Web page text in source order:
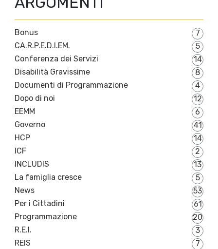
Bonus
7
CA.R.P.E.D.I.EM.
5
Conferenza dei Servizi
14
Disabilità Gravissime
8
Documenti di Programmazione
4
Dopo di noi
12
EEMM
6
Governo
41
HCP
14
ICF
2
INCLUDIS
13
La famiglia cresce
5
News
53
Per i Cittadini
61
Programmazione
20
R.E.I.
3
REIS
7